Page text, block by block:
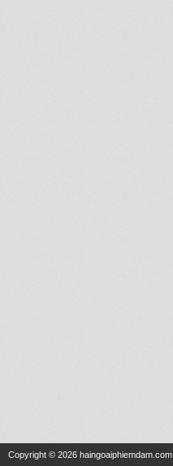
Copyright © 2026 haingoaiphiemdam.com